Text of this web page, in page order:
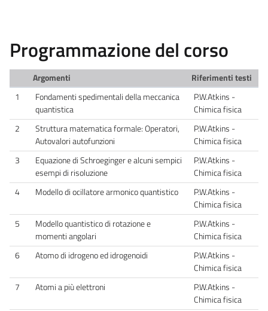
Programmazione del corso
Argomenti
Riferimenti testi
1
Fondamenti spedimentali della meccanica
quantistica
P.W.Atkins -
Chimica fisica
2
Struttura matematica formale: Operatori,
Autovalori autofunzioni
P.W.Atkins -
Chimica fisica
3
Equazione di Schroeginger e alcuni sempici
esempi di risoluzione
P.W.Atkins -
Chimica fisica
4
Modello di ocillatore armonico quantistico
P.W.Atkins -
Chimica fisica
5
Modello quantistico di rotazione e
momenti angolari
P.W.Atkins -
Chimica fisica
6
Atomo di idrogeno ed idrogenoidi
P.W.Atkins -
Chimica fisica
7
Atomi a più elettroni
P.W.Atkins -
Chimica fisica